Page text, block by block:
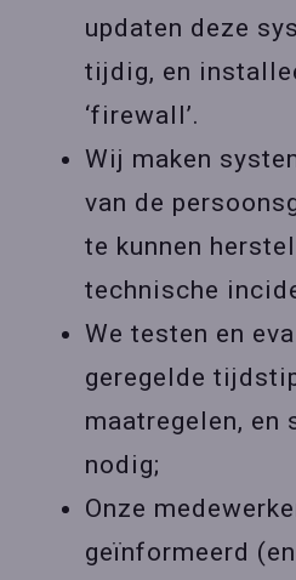
updaten deze
tijdig, en
‘firewall’.
Wij maken
van de
te kunnen
technische
We testen en
geregelde
maatregelen,
nodig;
Onze
geïnformeerd